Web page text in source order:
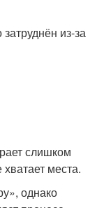
из-за
слишком
места.
однако